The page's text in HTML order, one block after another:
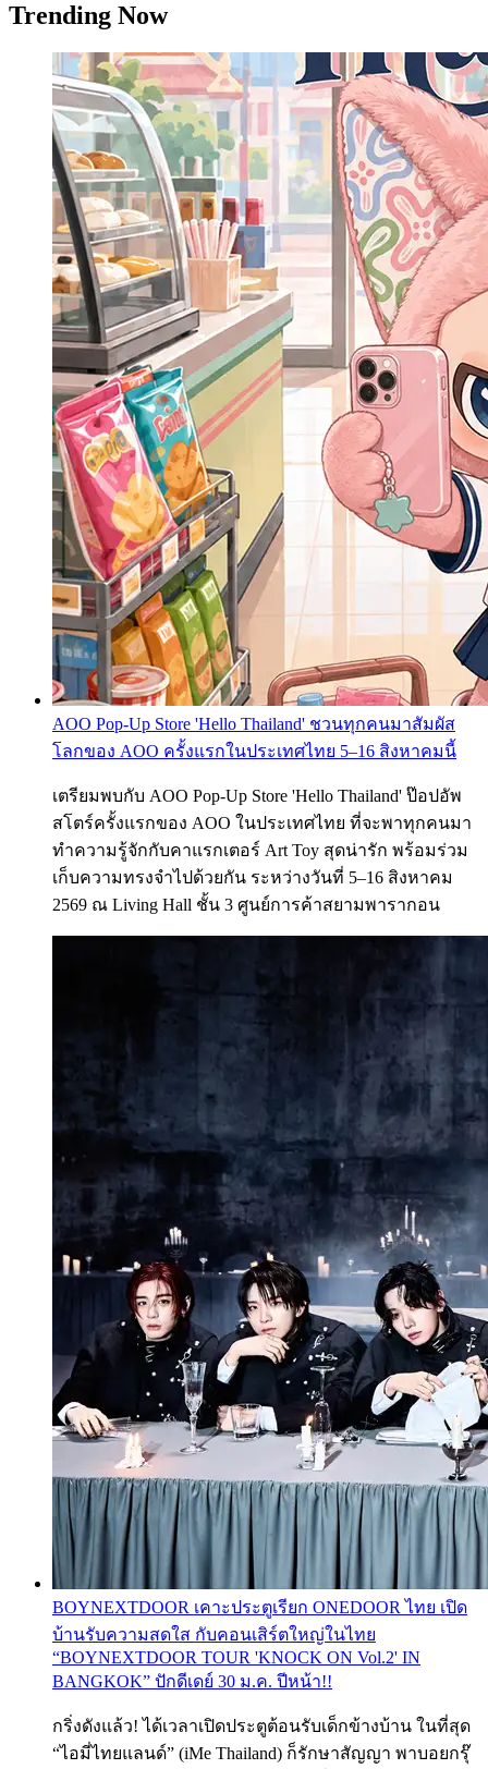
Trending Now
AOO Pop-Up Store 'Hello Thailand' ชวนทุกคนมาสัมผัส
โลกของ AOO ครั้งแรกในประเทศไทย 5–16 สิงหาคมนี้
เตรียมพบกับ AOO Pop-Up Store 'Hello Thailand' ป๊อปอัพ
สโตร์ครั้งแรกของ AOO ในประเทศไทย ที่จะพาทุกคนมา
ทำความรู้จักกับคาแรกเตอร์ Art Toy สุดน่ารัก พร้อมร่วม
เก็บความทรงจำไปด้วยกัน ระหว่างวันที่ 5–16 สิงหาคม
2569 ณ Living Hall ชั้น 3 ศูนย์การค้าสยามพารากอน
BOYNEXTDOOR เคาะประตูเรียก ONEDOOR ไทย เปิด
บ้านรับความสดใส กับคอนเสิร์ตใหญ่ในไทย
“BOYNEXTDOOR TOUR 'KNOCK ON Vol.2' IN
BANGKOK” ปักดีเดย์ 30 ม.ค. ปีหน้า!!
กริ่งดังแล้ว! ได้เวลาเปิดประตูต้อนรับเด็กข้างบ้าน ในที่สุด
“ไอมี่ไทยแลนด์” (iMe Thailand) ก็รักษาสัญญา พาบอยกรุ๊